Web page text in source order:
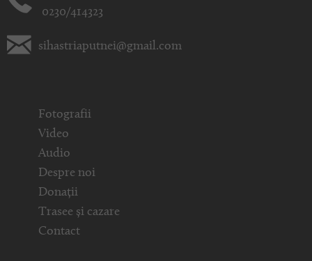
0230/414323
sihastriaputnei@gmail.com
Fotografii
Video
Audio
Despre noi
Donații
Trasee și cazare
Contact